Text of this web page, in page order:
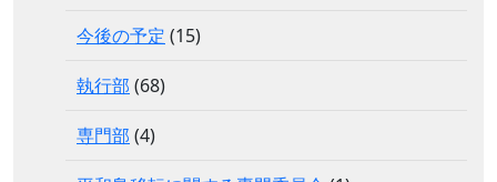
今後の予定 (15)
執行部 (68)
専門部 (4)